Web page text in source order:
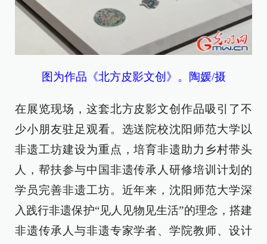
图为作品《北方皮影文创》。陶媛/摄
在展览现场，这套北方皮影文创作品吸引了不
少小朋友驻足观看。选送院校沈阳师范大学以
非遗工坊建设为重点，培育非遗助力乡村带头
人，帮扶参与中国非遗传承人研修培训计划的
学员完善非遗工坊。近年来，沈阳师范大学深
入践行非遗保护“见人见物见生活”的理念，搭建
非遗传承人与非遗专家学者、学院教师、设计